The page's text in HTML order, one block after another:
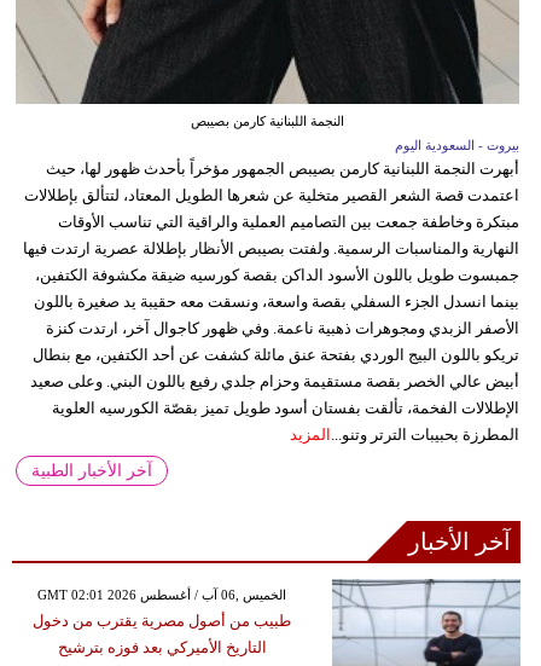
النجمة اللبنانية كارمن بصيبص
بيروت - السعودية اليوم
أبهرت النجمة اللبنانية كارمن بصيبص الجمهور مؤخراً بأحدث ظهور لها، حيث
اعتمدت قصة الشعر القصير متخلية عن شعرها الطويل المعتاد، لتتألق بإطلالات
مبتكرة وخاطفة جمعت بين التصاميم العملية والراقية التي تناسب الأوقات
النهارية والمناسبات الرسمية. ولفتت بصيبص الأنظار بإطلالة عصرية ارتدت فيها
جمبسوت طويل باللون الأسود الداكن بقصة كورسيه ضيقة مكشوفة الكتفين،
بينما انسدل الجزء السفلي بقصة واسعة، ونسقت معه حقيبة يد صغيرة باللون
الأصفر الزبدي ومجوهرات ذهبية ناعمة. وفي ظهور كاجوال آخر، ارتدت كنزة
تريكو باللون البيج الوردي بفتحة عنق مائلة كشفت عن أحد الكتفين، مع بنطال
أبيض عالي الخصر بقصة مستقيمة وحزام جلدي رفيع باللون البني. وعلى صعيد
الإطلالات الفخمة، تألقت بفستان أسود طويل تميز بقصّة الكورسيه العلوية
المطرزة بحبيبات الترتر وتنو... المزيد
آخر الأخبار الطبية
آخر الأخبار
GMT 02:01 2026 الخميس ,06 آب / أغسطس
طبيب من أصول مصرية يقترب من دخول
التاريخ الأميركي بعد فوزه بترشيح